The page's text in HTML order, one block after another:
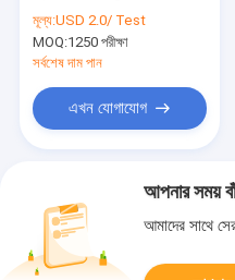
পরীক্ষার স্ট্রিপ
মূল্য:USD 2.0/ Test
MOQ:1250 পরীক্ষা
সর্বশেষ দাম পান
এখন যোগাযোগ
আপনার সময়
আমাদের সাথে